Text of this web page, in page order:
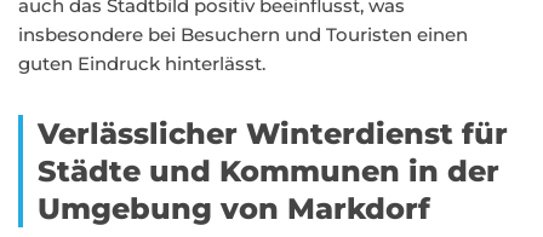
auch das Stadtbild positiv beeinflusst, was
insbesondere bei Besuchern und Touristen einen
guten Eindruck hinterlässt.
Verlässlicher Winterdienst für
Städte und Kommunen in der
Umgebung von Markdorf